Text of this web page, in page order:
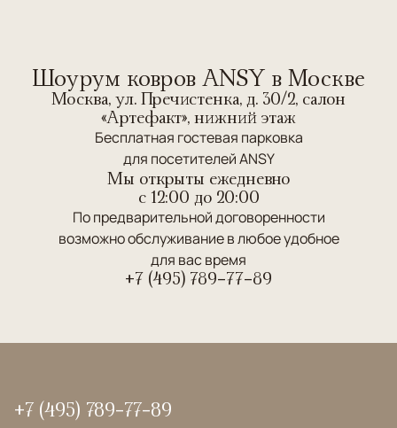
Шоурум ковров ANSY в Москве
Москва, ул. Пречистенка, д. 30/2, салон
«Артефакт», нижний этаж
Бесплатная гостевая парковка
для посетителей ANSY
Мы открыты ежедневно
c 12:00 до 20:00
По предварительной договоренности
возможно обслуживание в любое удобное
для вас время
+7 (495) 789-77-89
+7 (495) 789-77-89